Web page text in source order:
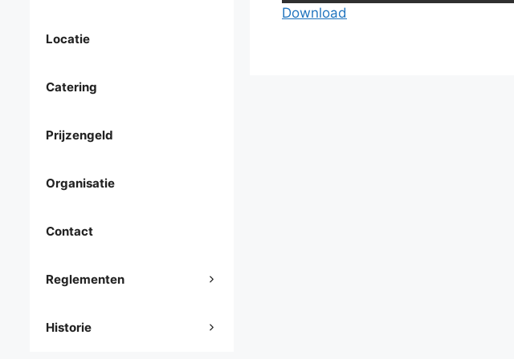
Download
Locatie
Catering
Prijzengeld
Organisatie
Contact
Reglementen
Historie